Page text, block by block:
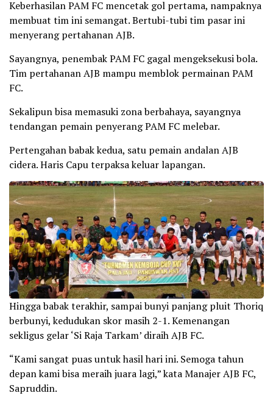
Keberhasilan PAM FC mencetak gol pertama, nampaknya
membuat tim ini semangat. Bertubi-tubi tim pasar ini
menyerang pertahanan AJB.
Sayangnya, penembak PAM FC gagal mengeksekusi bola.
Tim pertahanan AJB mampu memblok permainan PAM
FC.
Sekalipun bisa memasuki zona berbahaya, sayangnya
tendangan pemain penyerang PAM FC melebar.
Pertengahan babak kedua, satu pemain andalan AJB
cidera. Haris Capu terpaksa keluar lapangan.
Hingga babak terakhir, sampai bunyi panjang pluit Thoriq
berbunyi, kedudukan skor masih 2-1. Kemenangan
sekligus gelar ‘Si Raja Tarkam’ diraih AJB FC.
“Kami sangat puas untuk hasil hari ini. Semoga tahun
depan kami bisa meraih juara lagi,” kata Manajer AJB FC,
Sapruddin.